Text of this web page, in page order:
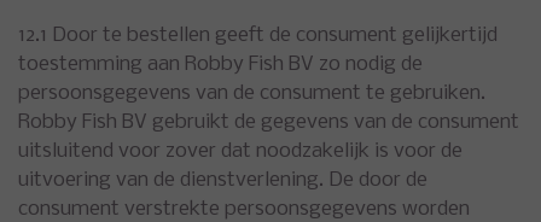
12.1 Door te bestellen geeft de consument gelijkertijd
toestemming aan Robby Fish BV zo nodig de
persoonsgegevens van de consument te gebruiken.
Robby Fish BV gebruikt de gegevens van de consument
uitsluitend voor zover dat noodzakelijk is voor de
uitvoering van de dienstverlening. De door de
consument verstrekte persoonsgegevens worden